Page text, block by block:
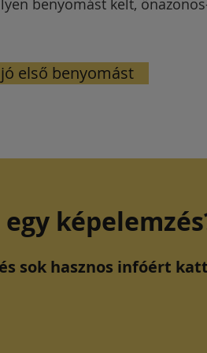
benyomást kelt,
első benyomást
sok hasznos infóért